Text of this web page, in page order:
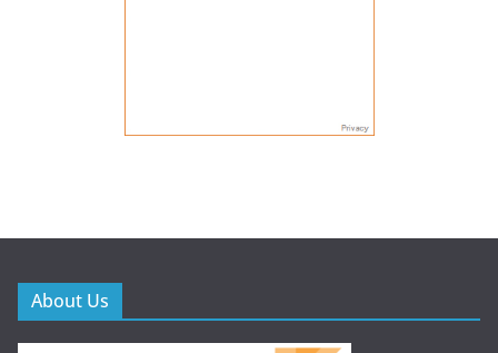
About Us